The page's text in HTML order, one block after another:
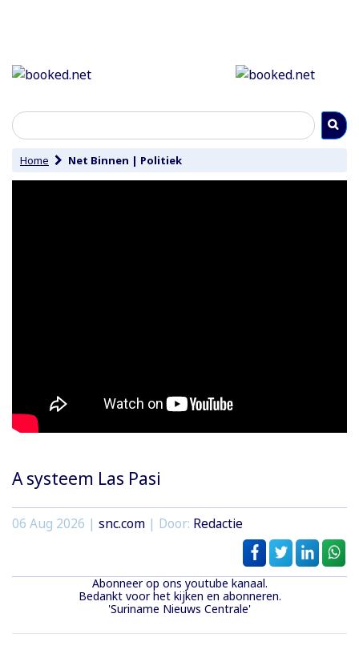
Home Net Binnen | Politiek
A systeem Las Pasi
06 Aug 2026 | snc.com | Door: Redactie
Abonneer op ons youtube kanaal.
Bedankt voor het kijken en abonneren.
'Suriname Nieuws Centrale'